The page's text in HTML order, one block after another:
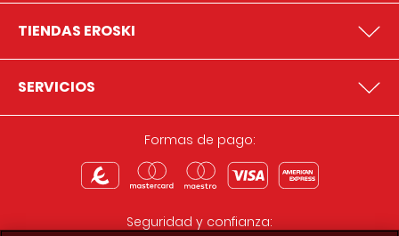
TIENDAS EROSKI
SERVICIOS
Formas de pago:
Seguridad y confianza: